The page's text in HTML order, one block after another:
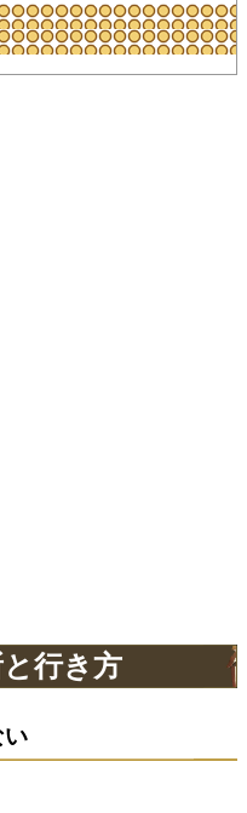
行き方
い